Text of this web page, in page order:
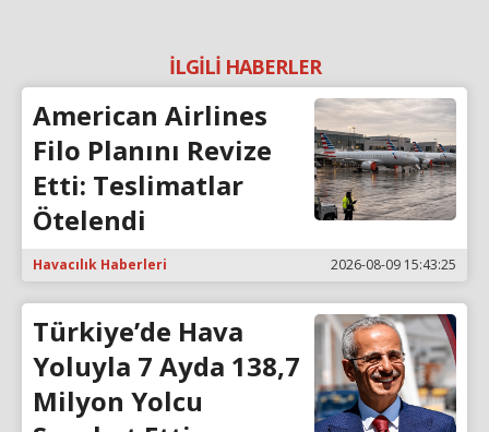
İLGİLİ HABERLER
American Airlines
Filo Planını Revize
Etti: Teslimatlar
Ötelendi
Havacılık Haberleri 2026-08-09 15:43:25
Türkiye’de Hava
Yoluyla 7 Ayda 138,7
Milyon Yolcu